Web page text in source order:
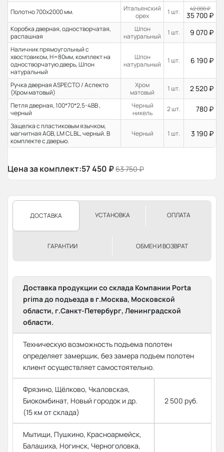
Полотно 700x2000 мм.
Итальянский
орех
1 шт. 42 000₽
35 700 ₽
Коробка дверная, одностворчатая,
распашная
Шпон
натуральный
1 шт. 9 070 ₽
Наличник прямоугольный с
хвостовиком, H=80мм, комплект на
одностворчатую дверь, Шпон
натуральный
Шпон
натуральный
1 шт. 6 190 ₽
Ручка дверная ASPECTO / Аспекто
(Хром матовый)
Хром
матовый
1 шт. 2 520 ₽
Петля дверная, 100*70*2,5-4ВВ ,
черный
Черный
никель
2 шт. 780 ₽
Защелка с пластиковым язычком,
магнитная AGB, LM CL BL, черный. В
комплекте с дверью.
Черный 1 шт. 3 190 ₽
Цена за комплект:57 450 ₽63 750₽
ДОСТАВКА УСТАНОВКА ОПЛАТА
ГАРАНТИИ ОБМЕН И ВОЗВРАТ
Доставка продукции со склада Компании Porta
prima до подъезда в г.Москва, Московской
области, г.Санкт-Петербург, Ленинградской
области.
Техническую возможность подъема полотен
определяет замерщик, без замера подъем полотен
клиент осуществляет самостоятельно.
Фрязино, Щёлково, Чкаловская,
Биокомбинат, Новый городок и др.
(15 км от склада)
2 500 руб.
Мытищи, Пушкино, Красноармейск,
Балашиха, Ногинск, Черноголовка,